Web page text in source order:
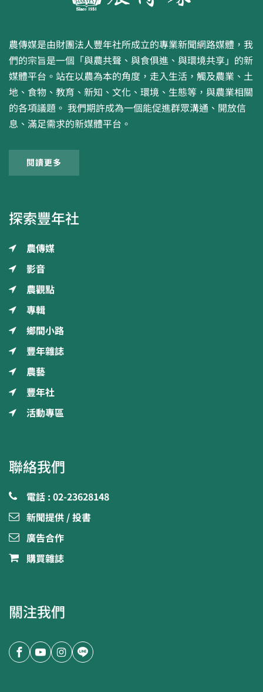
農傳媒是由財團法人豐年社所成立的專業新聞網路媒體，我
們的宗旨是一個「與農共聲、與食俱進、與環境共享」的新
媒體平台。站在以農為本的角度，走入生活，觸及農業、土
地、食物、教育、新知、文化、環境、生態等，與農業相關
的各項議題。 我們期許成為一個能促進群眾溝通、開放信
息、滿足需求的新媒體平台。
閱讀更多
探索豐年社
農傳媒
影音
農觀點
專輯
鄉間小路
豐年雜誌
農藝
豐年社
活動專區
聯絡我們
電話 : 02-23628148
新聞提供 / 投書
廣告合作
購買雜誌
關注我們